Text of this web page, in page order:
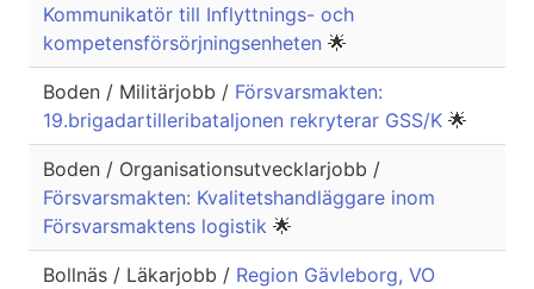
Kommunikatör till Inflyttnings- och
kompetensförsörjningsenheten 🌟
Boden / Militärjobb / Försvarsmakten:
19.brigadartilleribataljonen rekryterar GSS/K 🌟
Boden / Organisationsutvecklarjobb /
Försvarsmakten: Kvalitetshandläggare inom
Försvarsmaktens logistik 🌟
Bollnäs / Läkarjobb / Region Gävleborg, VO